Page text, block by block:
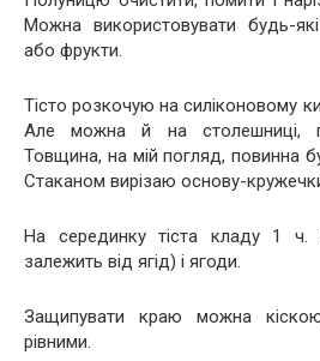
Можна використовувати будь-
або фрукти.
Тісто розкочую на силіконовому
Але можна й на столешниці,
Товщина, на мій погляд, повинна
Стаканом вирізаю основу-
На серединку тіста кладу 1
залежить від ягід) і ягоди.
Защипувати краю можна
рівними.